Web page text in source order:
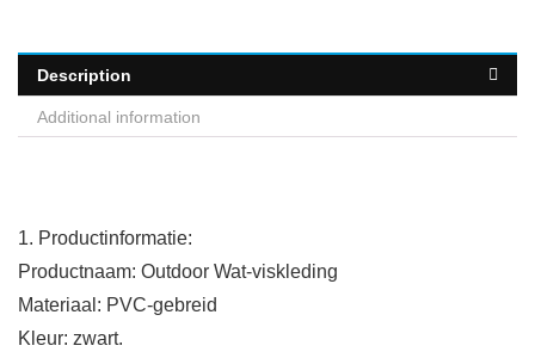
Description
Additional information
1. Productinformatie:
Productnaam: Outdoor Wat-viskleding
Materiaal: PVC-gebreid
Kleur: zwart.